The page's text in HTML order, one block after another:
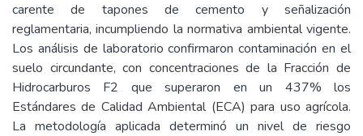
carente de tapones de cemento y señalización
reglamentaria, incumpliendo la normativa ambiental vigente.
Los análisis de laboratorio confirmaron contaminación en el
suelo circundante, con concentraciones de la Fracción de
Hidrocarburos F2 que superaron en un 437% los
Estándares de Calidad Ambiental (ECA) para uso agrícola.
La metodología aplicada determinó un nivel de riesgo